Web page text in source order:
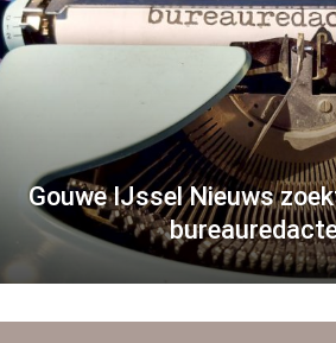
Gouwe IJssel Nieuws